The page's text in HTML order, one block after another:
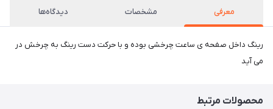
معرفی مشخصات دیدگاه‌ها
رینگ داخل صفحه ی ساعت چرخشی بوده و با حرکت دست رینگ به چرخش در
می آید
محصولات مرتبط